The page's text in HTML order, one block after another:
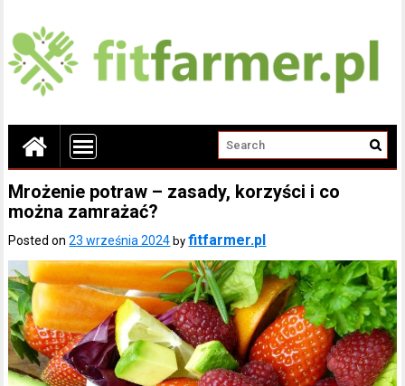
Mrożenie potraw – zasady, korzyści i co
można zamrażać?
Posted on23 września 2024 byfitfarmer.pl